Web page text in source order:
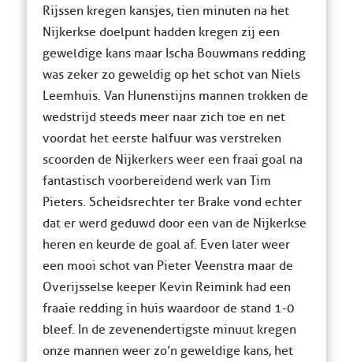
Rijssen kregen kansjes, tien minuten na het
Nijkerkse doelpunt hadden kregen zij een
geweldige kans maar Ischa Bouwmans redding
was zeker zo geweldig op het schot van Niels
Leemhuis. Van Hunenstijns mannen trokken de
wedstrijd steeds meer naar zich toe en net
voordat het eerste halfuur was verstreken
scoorden de Nijkerkers weer een fraai goal na
fantastisch voorbereidend werk van Tim
Pieters. Scheidsrechter ter Brake vond echter
dat er werd geduwd door een van de Nijkerkse
heren en keurde de goal af. Even later weer
een mooi schot van Pieter Veenstra maar de
Overijsselse keeper Kevin Reimink had een
fraaie redding in huis waardoor de stand 1-0
bleef. In de zevenendertigste minuut kregen
onze mannen weer zo’n geweldige kans, het